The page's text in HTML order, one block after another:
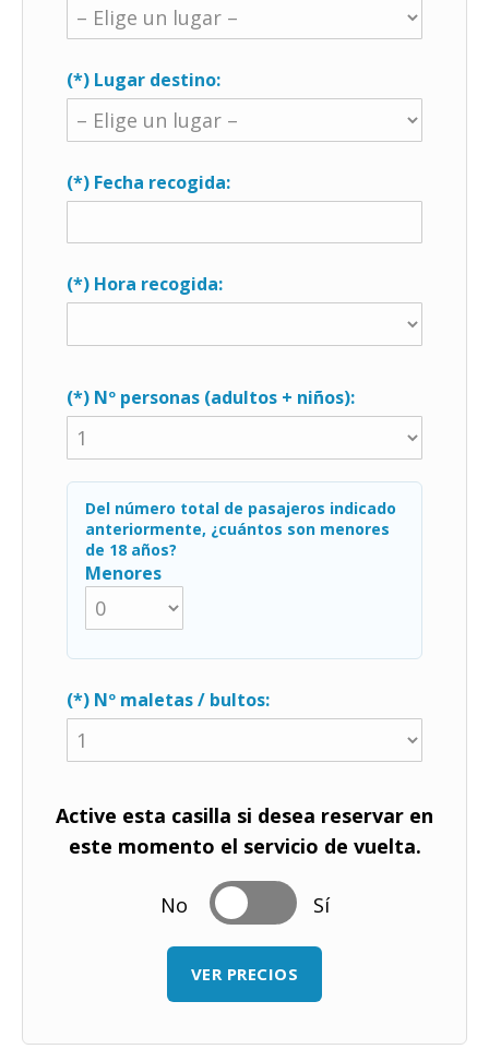
(*) Lugar destino:
(*) Fecha recogida:
(*) Hora recogida:
(*) Nº personas (adultos + niños):
Del número total de pasajeros indicado
anteriormente, ¿cuántos son menores
de 18 años?
Menores
(*) Nº maletas / bultos:
Active esta casilla si desea reservar en
este momento el servicio de vuelta.
No Sí